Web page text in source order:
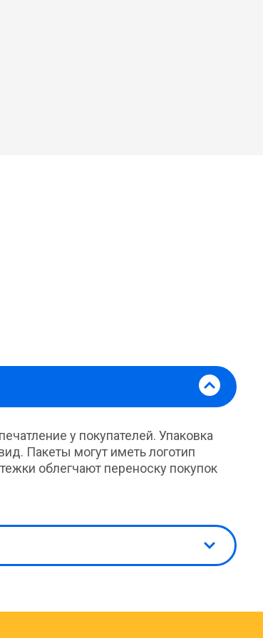
у покупателей. Упаковка
Пакеты могут иметь логотип
облегчают переноску покупок